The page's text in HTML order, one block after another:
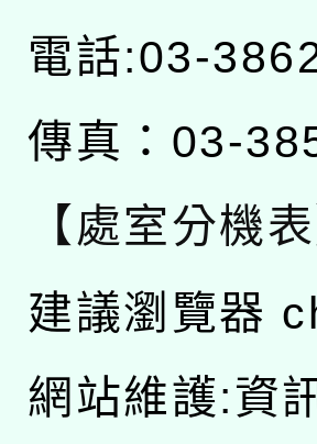
電話:03-
傳真：03-
【處室分機表
建議瀏覽器
網站維護:資